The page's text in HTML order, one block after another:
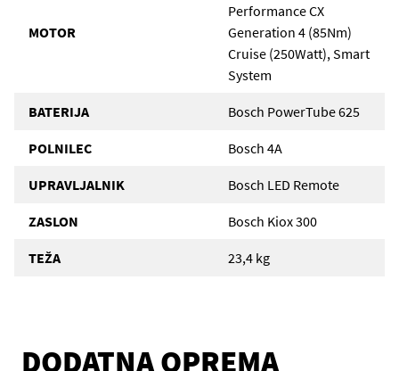
MOTOR
Performance CX
Generation 4 (85Nm)
Cruise (250Watt), Smart
System
BATERIJA Bosch PowerTube 625
POLNILEC Bosch 4A
UPRAVLJALNIK Bosch LED Remote
ZASLON Bosch Kiox 300
TEŽA 23,4 kg
DODATNA OPREMA